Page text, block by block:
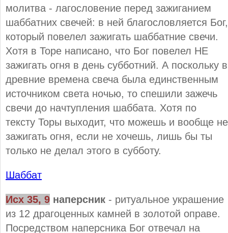
молитва - лагословение перед зажиганием
шаббатних свечей: в ней благословляется Бог,
который повелел зажигать шаббатние свечи.
Хотя в Торе написано, что Бог повелел НЕ
зажигать огня в день субботний. А поскольку в
древние времена свеча была единственным
источником света ночью, то спешили зажечь
свечи до начтупления шаббата. Хотя по
тексту Торы выходит, что можешь и вообще не
зажигать огня, если не хочешь, лишь бы ты
только не делал этого в субботу.
Шаббат
Исх 35, 9 наперсник - ритуальное украшение
из 12 драгоценных камней в золотой оправе.
Посредством наперсника Бог отвечал на